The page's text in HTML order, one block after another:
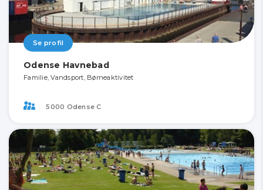
Se profil
Odense Havnebad
Familie, Vandsport, Børneaktivitet
5000 Odense C